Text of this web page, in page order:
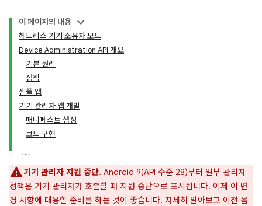
이 페이지의 내용
헤드리스 기기 소유자 모드
Device Administration API 개요
기본 원리
정책
샘플 앱
기기 관리자 앱 개발
매니페스트 생성
코드 구현
기기 관리자 지원 중단. Android 9(API 수준 28)부터 일부 관리자
정책은 기기 관리자가 호출할 때 지원 중단으로 표시됩니다. 이제 이 변
경 사항에 대응할 준비를 하는 것이 좋습니다. 자세히 알아보고 이전 옵